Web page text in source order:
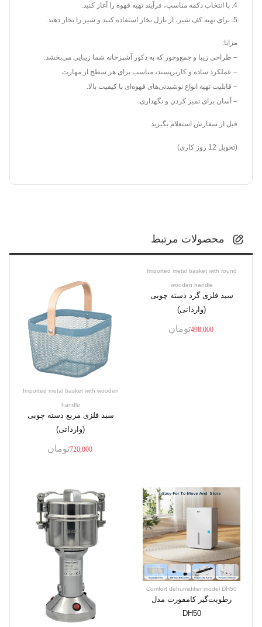
4. با انتخاب دکمه مناسب، فرآیند تهیه قهوه را آغاز کنید.
5. برای تهیه کف شیر، از نازل بخار استفاده کنید و شیر را بخار دهید.
مزایا:
– طراحی زیبا و جمع‌وجور که به دکور آشپزخانه شما زیبایی می‌بخشد.
– عملکرد ساده و کاربرپسند، مناسب برای هر سطح از مهارت.
– قابلیت تهیه انواع نوشیدنی‌های قهوه‌ای با کیفیت بالا.
– آسان برای تمیز کردن و نگهداری.
قبل از سفارش استعلام بگیرید
(تحویل 12 روز کاری)
محصولات مرتبط
Imported metal basket with round
wooden handle
سبد فلزی گرد دسته چوبی
(وارداتی)
498,000 تومان
Imported metal basket with wooden
handle
سبد فلزی مربع دسته چوبی
(وارداتی)
720,000 تومان
Comfort dehumidifier model DH50
رطوبت‌گیر کامفورت مدل
DH50